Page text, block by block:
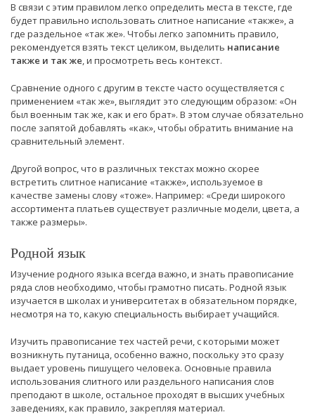
В связи с этим правилом легко определить места в тексте, где
будет правильно использовать слитное написание «также», а
где раздельное «так же». Чтобы легко запомнить правило,
рекомендуется взять текст целиком, выделить написание
также и так же, и просмотреть весь контекст.
Сравнение одного с другим в тексте часто осуществляется с
применением «так же», выглядит это следующим образом: «Он
был военным так же, как и его брат». В этом случае обязательно
после запятой добавлять «как», чтобы обратить внимание на
сравнительный элемент.
Другой вопрос, что в различных текстах можно скорее
встретить слитное написание «также», используемое в
качестве замены слову «тоже». Например: «Среди широкого
ассортимента платьев существует различные модели, цвета, а
также размеры».
Родной язык
Изучение родного языка всегда важно, и знать правописание
ряда слов необходимо, чтобы грамотно писать. Родной язык
изучается в школах и университетах в обязательном порядке,
несмотря на то, какую специальность выбирает учащийся.
Изучить правописание тех частей речи, с которыми может
возникнуть путаница, особенно важно, поскольку это сразу
выдает уровень пишущего человека. Основные правила
использования слитного или раздельного написания слов
преподают в школе, остальное проходят в высших учебных
заведениях, как правило, закрепляя материал.